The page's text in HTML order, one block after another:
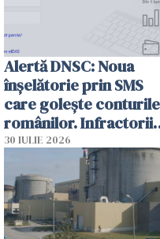
Alertă DNSC: Noua
înșelătorie prin SMS
care golește conturile
românilor. Infractorii
folosesc numele
Ghișeul.ro și al Poliției
Române
30 IULIE 2026